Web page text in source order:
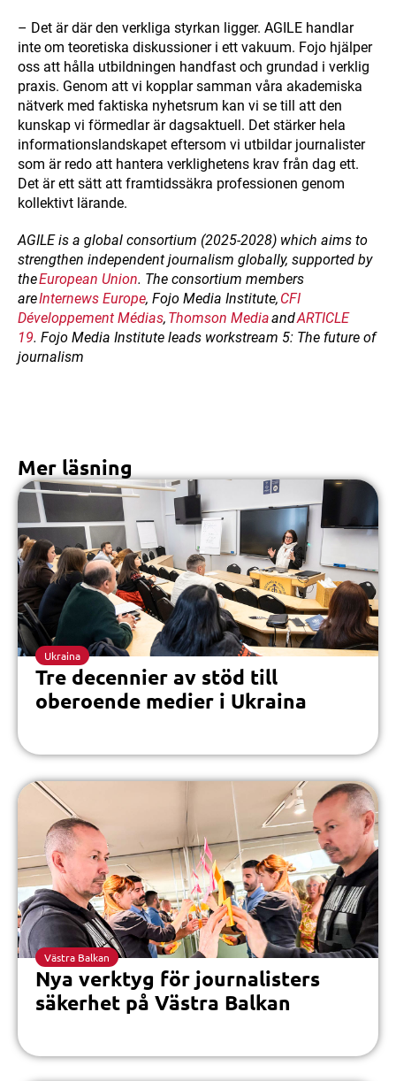
– Det är där den verkliga styrkan ligger. AGILE handlar
inte om teoretiska diskussioner i ett vakuum. Fojo hjälper
oss att hålla utbildningen handfast och grundad i verklig
praxis. Genom att vi kopplar samman våra akademiska
nätverk med faktiska nyhetsrum kan vi se till att den
kunskap vi förmedlar är dagsaktuell. Det stärker hela
informationslandskapet eftersom vi utbildar journalister
som är redo att hantera verklighetens krav från dag ett.
Det är ett sätt att framtidssäkra professionen genom
kollektivt lärande.
AGILE is a global consortium (2025-2028) which aims to
strengthen independent journalism globally, supported by
theEuropean Union. The consortium members
areInternews Europe, Fojo Media Institute, CFI
Développement Médias, Thomson MediaandARTICLE
19. Fojo Media Institute leads workstream 5: The future of
journalism
Mer läsning
Ukraina
Tre decennier av stöd till
oberoende medier i Ukraina
Västra Balkan
Nya verktyg för journalisters
säkerhet på Västra Balkan